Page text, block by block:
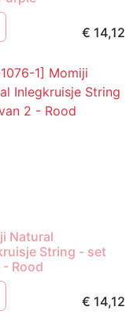
€ 14,12
Natural
String - set
Rood
€ 14,12